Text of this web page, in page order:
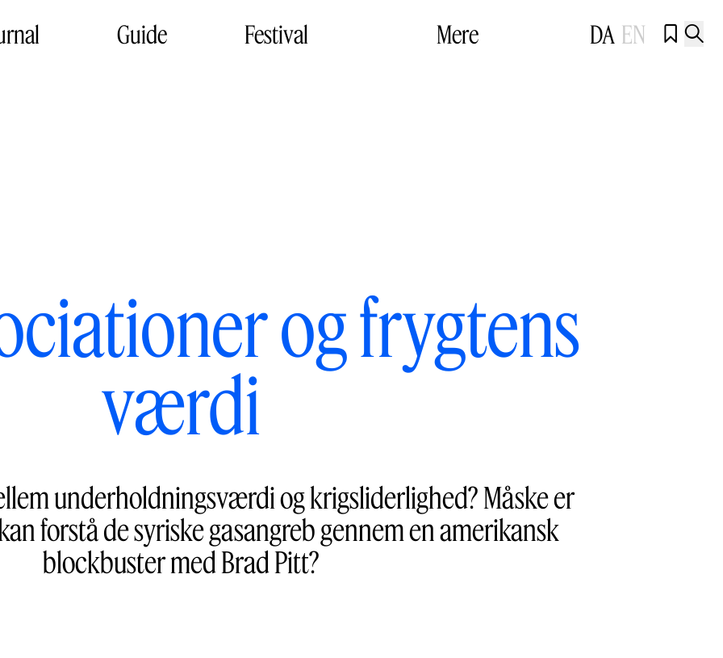
Guide Festival Mere DA EN  
og frygtens
værdi
underholdningsværdi og krigsliderlighed? Måske er
forstå de syriske gasangreb gennem en amerikansk
blockbuster med Brad Pitt?